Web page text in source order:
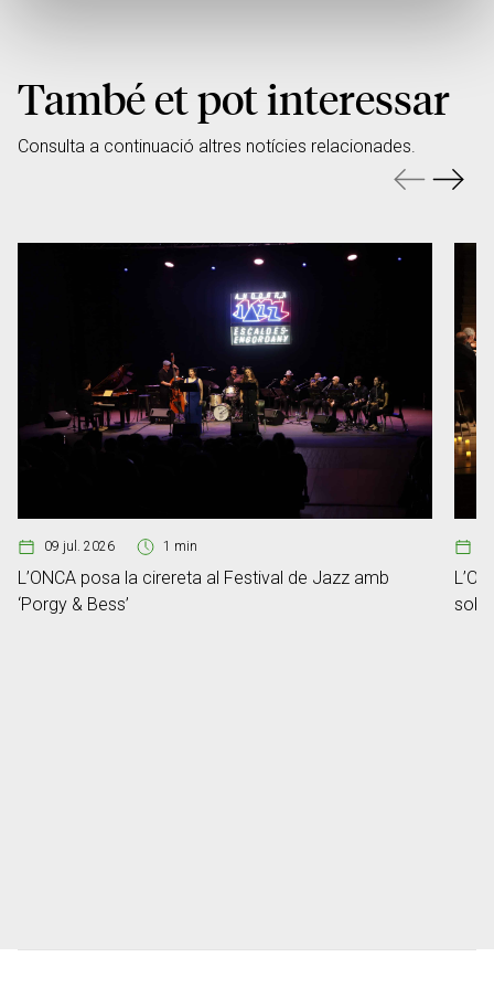
També et pot interessar
Consulta a continuació altres notícies relacionades.
09 jul. 2026 1 min
L’ONCA posa la cirereta al Festival de Jazz amb
‘Porgy & Bess’